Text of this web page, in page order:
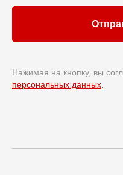
Нажимая на кнопку, вы
персональных данных